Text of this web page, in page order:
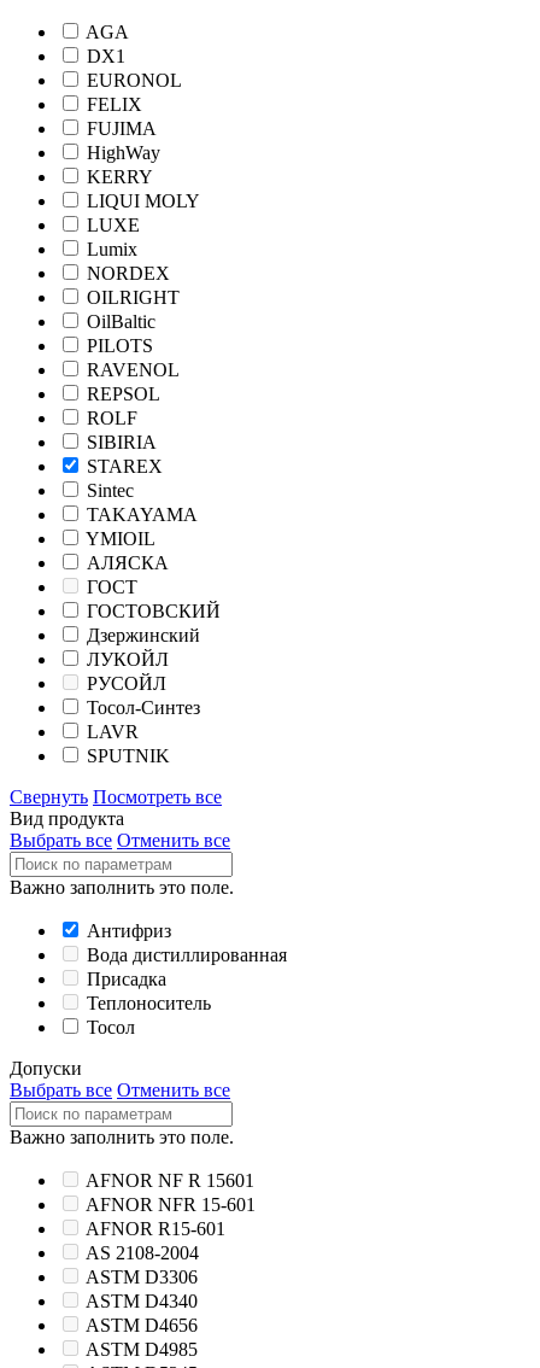
AGA
DX1
EURONOL
FELIX
FUJIMA
HighWay
KERRY
LIQUI MOLY
LUXE
Lumix
NORDEX
OILRIGHT
OilBaltic
PILOTS
RAVENOL
REPSOL
ROLF
SIBIRIA
STAREX
Sintec
TAKAYAMA
YMIOIL
АЛЯСКА
ГОСТ
ГОСТОВСКИЙ
Дзержинский
ЛУКОЙЛ
РУСОЙЛ
Тосол-Синтез
LAVR
SPUTNIK
Свернуть Посмотреть все
Вид продукта
Выбрать все Отменить все
Важно заполнить это поле.
Антифриз
Вода дистиллированная
Присадка
Теплоноситель
Тосол
Допуски
Выбрать все Отменить все
Важно заполнить это поле.
AFNOR NF R 15601
AFNOR NFR 15-601
AFNOR R15-601
AS 2108-2004
ASTM D3306
ASTM D4340
ASTM D4656
ASTM D4985